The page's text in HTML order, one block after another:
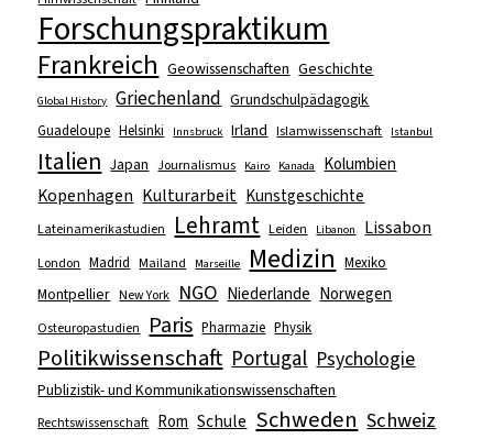
Forschungspraktikum
Frankreich Geowissenschaften Geschichte
Global History Griechenland Grundschulpädagogik
Guadeloupe Helsinki Innsbruck Irland Islamwissenschaft Istanbul
Italien Japan Journalismus Kairo Kanada Kolumbien
Kopenhagen Kulturarbeit Kunstgeschichte
Lateinamerikastudien Lehramt Leiden Libanon Lissabon
London Madrid Mailand Marseille Medizin Mexiko
Montpellier New York NGO Niederlande Norwegen
Osteuropastudien Paris Pharmazie Physik
Politikwissenschaft Portugal Psychologie
Publizistik- und Kommunikationswissenschaften
Rechtswissenschaft Rom Schule Schweden Schweiz